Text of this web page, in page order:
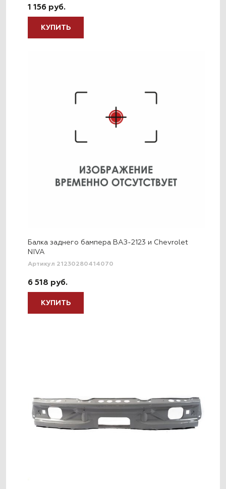
1 156 руб.
КУПИТЬ
Балка заднего бампера ВАЗ-2123 и Chevrolet
NIVA
Артикул 21230280414070
6 518 руб.
КУПИТЬ